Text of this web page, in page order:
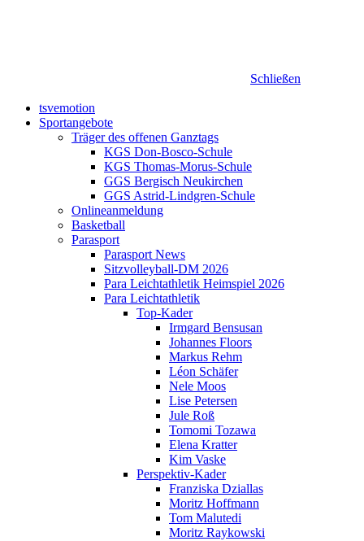
Schließen
tsvemotion
Sportangebote
Träger des offenen Ganztags
KGS Don-Bosco-Schule
KGS Thomas-Morus-Schule
GGS Bergisch Neukirchen
GGS Astrid-Lindgren-Schule
Onlineanmeldung
Basketball
Parasport
Parasport News
Sitzvolleyball-DM 2026
Para Leichtathletik Heimspiel 2026
Para Leichtathletik
Top-Kader
Irmgard Bensusan
Johannes Floors
Markus Rehm
Léon Schäfer
Nele Moos
Lise Petersen
Jule Roß
Tomomi Tozawa
Elena Kratter
Kim Vaske
Perspektiv-Kader
Franziska Dziallas
Moritz Hoffmann
Tom Malutedi
Moritz Raykowski